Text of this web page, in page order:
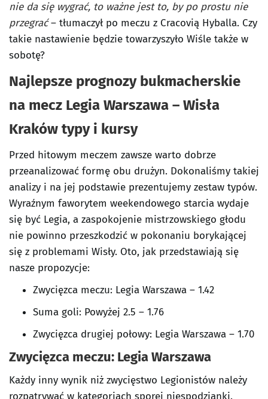
nie da się wygrać, to ważne jest to, by po prostu nie
przegrać– tłumaczył po meczu z Cracovią Hyballa. Czy
takie nastawienie będzie towarzyszyło Wiśle także w
sobotę?
Najlepsze prognozy bukmacherskie
na mecz Legia Warszawa – Wisła
Kraków typy i kursy
Przed hitowym meczem zawsze warto dobrze
przeanalizować formę obu drużyn. Dokonaliśmy takiej
analizy i na jej podstawie prezentujemy zestaw typów.
Wyraźnym faworytem weekendowego starcia wydaje
się być Legia, a zaspokojenie mistrzowskiego głodu
nie powinno przeszkodzić w pokonaniu borykającej
się z problemami Wisły. Oto, jak przedstawiają się
nasze propozycje:
Zwycięzca meczu: Legia Warszawa – 1.42
Suma goli: Powyżej 2.5 – 1.76
Zwycięzca drugiej połowy: Legia Warszawa – 1.70
Zwycięzca meczu: Legia Warszawa
Każdy inny wynik niż zwycięstwo Legionistów należy